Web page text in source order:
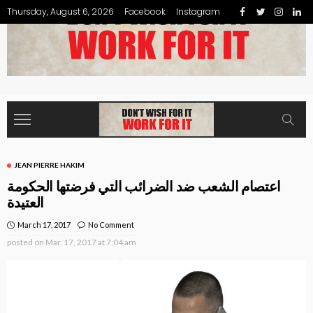
Thursday, August 6, 2026 Facebook Instagram
JEAN PIERRE HAKIM
اعتصام الشعب ضد الضرائب التي فرضتها الحكومة
العتيدة
March 17, 2017 No Comment
posted on Mar. 17, 2017 at 7:04 am